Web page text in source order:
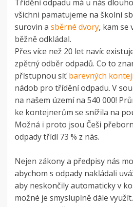
Třídění odpadu má u nás
všichni pamatujeme na školní
surovin a sběrné dvory, kam se
běžně odkládal.
Přes více než 20 let navíc
zpětný odběr odpadů. Co to
přístupnou síťbarevných
nádob pro třídění odpadu. V
na našem území na 540 000!
ke kontejnerům se snížila na
Možná i proto jsou Češi
odpady třídí 73 % z nás.
Nejen zákony a předpisy nás
abychom s odpady nakládali
aby neskončily automaticky v
možné je smysluplně dále